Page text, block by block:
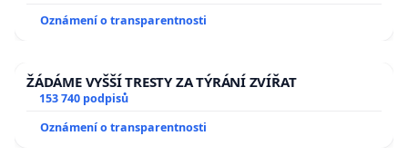
Oznámení o transparentnosti
ŽÁDÁME VYŠŠÍ TRESTY ZA TÝRÁNÍ ZVÍŘAT
153 740 podpisů
Oznámení o transparentnosti